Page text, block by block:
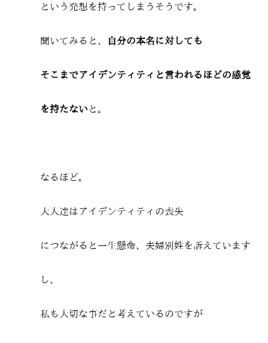
という発想を持ってしまうそうです。
聞いてみると、 自分の本名に対しても
そこまでアイデンティティと言われるほどの感覚
を持たない と。
なるほど。
大人達はアイデンティティの喪失
につながると一生懸命、夫婦別姓を訴えています
し、
私も大切な事だと考えているのですが